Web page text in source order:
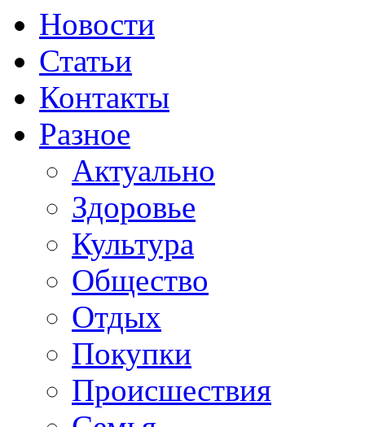
Новости
Статьи
Контакты
Разное
Актуально
Здоровье
Культура
Общество
Отдых
Покупки
Происшествия